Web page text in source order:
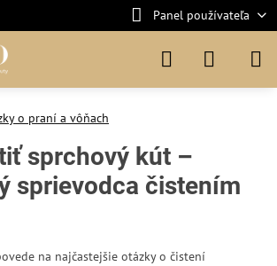
Panel používateľa
o praní a vôňach
sprchový kút –
sprievodca čistením
na najčastejšie otázky o čistení